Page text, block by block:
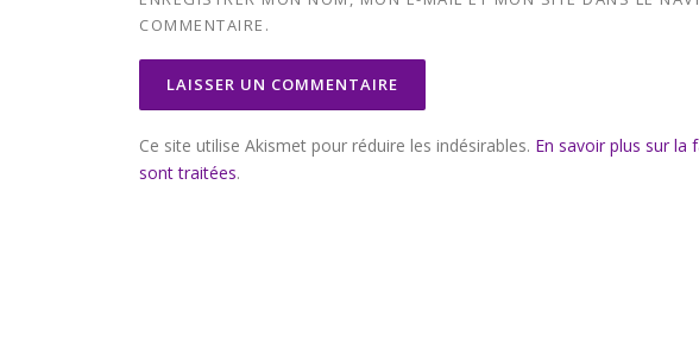
COMMENTAIRE.
Ce site utilise Akismet pour réduire les indésirables. En savoir plus sur
sont traitées.